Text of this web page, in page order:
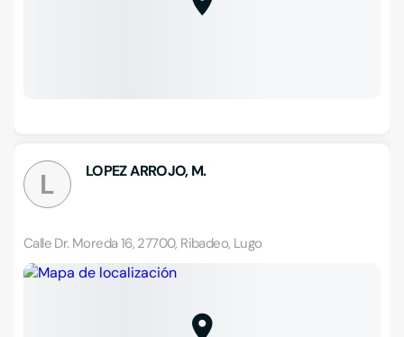
L LOPEZ ARROJO, M.
Calle Dr. Moreda 16, 27700, Ribadeo, Lugo